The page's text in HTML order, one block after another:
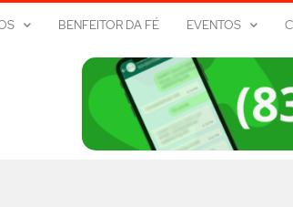
BENFEITOR DA FÉ EVENTOS